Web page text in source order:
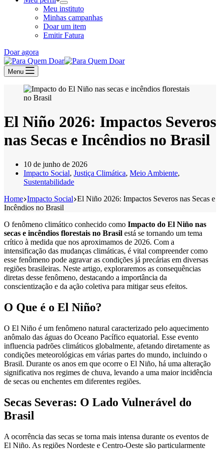
Meu instituto
Minhas campanhas
Doar um item
Emitir Fatura
Doar agora
Menu
El Niño 2026: Impactos Severos
nas Secas e Incêndios no Brasil
10 de junho de 2026
Impacto Social, Justiça Climática, Meio Ambiente,
Sustentabilidade
Home Impacto Social El Niño 2026: Impactos Severos nas Secas e
Incêndios no Brasil
O fenômeno climático conhecido como Impacto do El Niño nas
secas e incêndios florestais no Brasil está se tornando um tema
crítico à medida que nos aproximamos de 2026. Com a
intensificação das mudanças climáticas, é vital compreender como
esse fenômeno pode agravar as condições já precárias em diversas
regiões brasileiras. Neste artigo, exploraremos as consequências
diretas desse fenômeno, destacando a importância da
conscientização e da ação coletiva para mitigar seus efeitos.
O Que é o El Niño?
O El Niño é um fenômeno natural caracterizado pelo aquecimento
anômalo das águas do Oceano Pacífico equatorial. Esse evento
influencia padrões climáticos globalmente, afetando diretamente as
condições meteorológicas em várias partes do mundo, incluindo o
Brasil. Durante os anos em que ocorre o El Niño, há uma alteração
significativa nos regimes de chuva, levando a uma maior incidência
de secas ou enchentes em diferentes regiões.
Secas Severas: O Lado Vulnerável do
Brasil
A ocorrência das secas se torna mais intensa durante os eventos de
El Niño. As regiões Nordeste e Centro-Oeste são particularmente